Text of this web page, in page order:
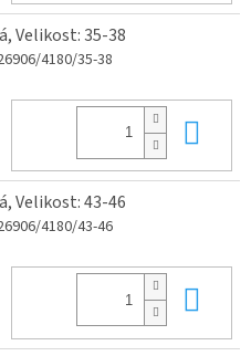
Velikost: 35-38
4180/35-38
Velikost: 43-46
4180/43-46